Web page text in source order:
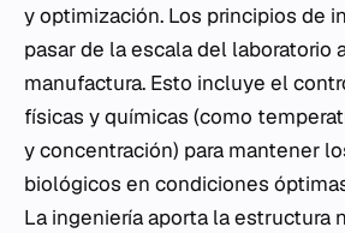
y optimización. Los principios de
pasar de la escala del laboratorio
manufactura. Esto incluye el
físicas y químicas (como
y concentración) para mantener
biológicos en condiciones
La ingeniería aporta la estructura